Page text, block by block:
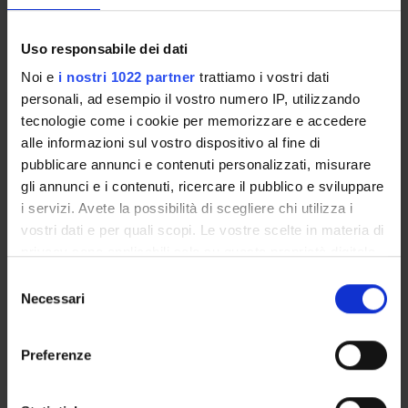
Uso responsabile dei dati
Noi e i nostri 1022 partner trattiamo i vostri dati
personali, ad esempio il vostro numero IP, utilizzando
tecnologie come i cookie per memorizzare e accedere
alle informazioni sul vostro dispositivo al fine di
pubblicare annunci e contenuti personalizzati, misurare
gli annunci e i contenuti, ricercare il pubblico e sviluppare
i servizi. Avete la possibilità di scegliere chi utilizza i
vostri dati e per quali scopi. Le vostre scelte in materia di
modificare o revocare il proprio consenso in qualsiasi
momento dalla Dichiarazione sui cookie o facendo clic
Necessari
Preferenze
IGIENE EDUCAZIONE SANITARIA
Crediti
1
Periodo
FISIO VR 1^ ANNO - 1^ SEMESTRE
VERONA
Orario Lezioni